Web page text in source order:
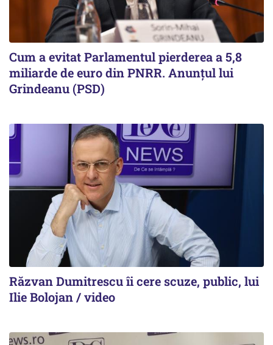
Cum a evitat Parlamentul pierderea a 5,8
miliarde de euro din PNRR. Anunțul lui
Grindeanu (PSD)
Răzvan Dumitrescu îi cere scuze, public, lui
Ilie Bolojan / video